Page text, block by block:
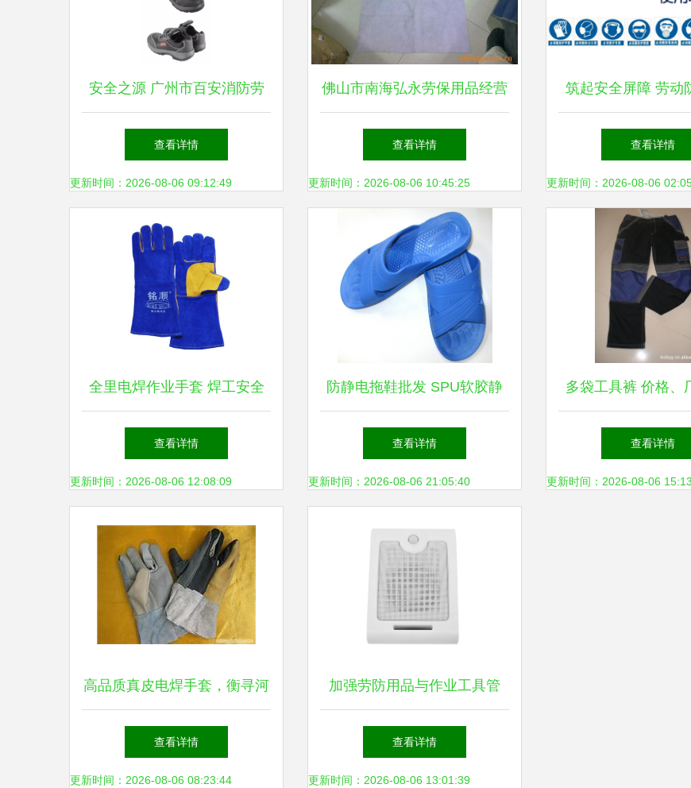
安全之源 广州市百安消防劳
保用品，职场守护第一步
查看详情
更新时间：2026-08-06 09:12:49
佛山市南海弘永劳保用品经营
部公司网站
查看详情
更新时间：2026-08-06 10:45:25
筑起安全屏障 劳动
使用培训解析（72
点）
查看详情
更新时间：2026-08-06
全里电焊作业手套 焊工安全
防护的可靠之选
查看详情
更新时间：2026-08-06 12:08:09
防静电拖鞋批发 SPU软胶静
电鞋的品质与性价比之选
查看详情
更新时间：2026-08-06 21:05:40
多袋工具裤 价格、
片与在线购买
查看详情
更新时间：2026-08-06
高品质真皮电焊手套，衡寻河
北邯郸燕赵劳保用品经销处\
查看详情
更新时间：2026-08-06 08:23:44
加强劳防用品与作业工具管
理，保障一线作业安全
查看详情
更新时间：2026-08-06 13:01:39